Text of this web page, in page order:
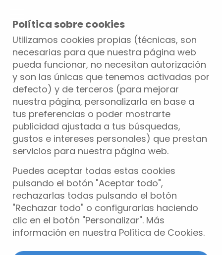
Política sobre cookies
Utilizamos cookies propias (técnicas, son
necesarias para que nuestra página web
pueda funcionar, no necesitan autorización
y son las únicas que tenemos activadas por
defecto) y de terceros (para mejorar
nuestra página, personalizarla en base a
tus preferencias o poder mostrarte
publicidad ajustada a tus búsquedas,
gustos e intereses personales) que prestan
servicios para nuestra página web.
Puedes aceptar todas estas cookies
pulsando el botón "Aceptar todo",
rechazarlas todas pulsando el botón
"Rechazar todo" o configurarlas haciendo
clic en el botón "Personalizar". Más
información en nuestra Política de Cookies.